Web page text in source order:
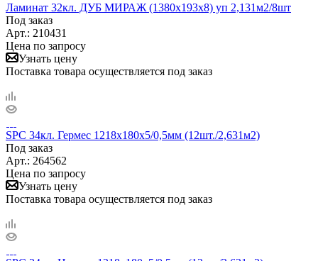
Ламинат 32кл. ДУБ МИРАЖ (1380х193х8) уп 2,131м2/8шт
Под заказ
Арт.: 210431
Цена по запросу
Узнать цену
Поставка товара осуществляется под заказ
SPC 34кл. Гермес 1218x180х5/0,5мм (12шт./2,631м2)
Под заказ
Арт.: 264562
Цена по запросу
Узнать цену
Поставка товара осуществляется под заказ